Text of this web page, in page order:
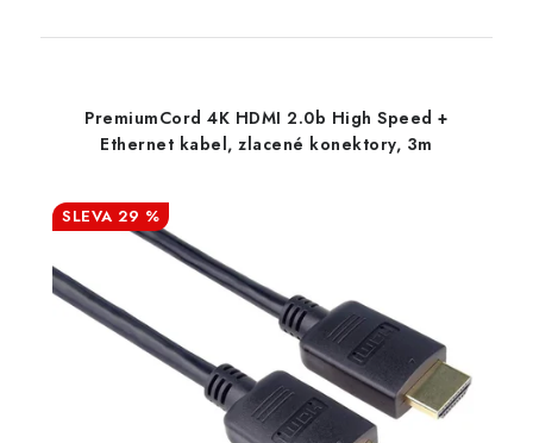
PremiumCord 4K HDMI 2.0b High Speed +
Ethernet kabel, zlacené konektory, 3m
29 %